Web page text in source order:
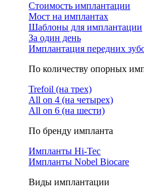
Стоимость имплантации
Мост на имплантах
Шаблоны для имплантации
За один день
Имплантация передних
По количеству опорных
Trefoil (на трех)
All on 4 (на четырех)
All on 6 (на шести)
По бренду импланта
Импланты Hi-Tec
Импланты Nobel Biocare
Виды имплантации